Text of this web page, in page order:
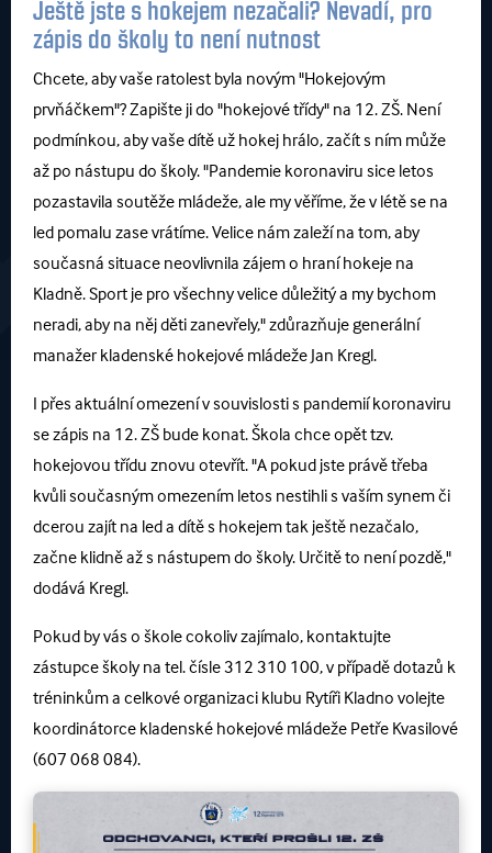
Ještě jste s hokejem nezačali? Nevadí, pro
zápis do školy to není nutnost
Chcete, aby vaše ratolest byla novým "Hokejovým
prvňáčkem"? Zapište ji do "hokejové třídy" na 12. ZŠ. Není
podmínkou, aby vaše dítě už hokej hrálo, začít s ním může
až po nástupu do školy. "Pandemie koronaviru sice letos
pozastavila soutěže mládeže, ale my věříme, že v létě se na
led pomalu zase vrátíme. Velice nám zaleží na tom, aby
současná situace neovlivnila zájem o hraní hokeje na
Kladně. Sport je pro všechny velice důležitý a my bychom
neradi, aby na něj děti zanevřely," zdůrazňuje generální
manažer kladenské hokejové mládeže Jan Kregl.
I přes aktuální omezení v souvislosti s pandemií koronaviru
se zápis na 12. ZŠ bude konat. Škola chce opět tzv.
hokejovou třídu znovu otevřít. "A pokud jste právě třeba
kvůli současným omezením letos nestihli s vaším synem či
dcerou zajít na led a dítě s hokejem tak ještě nezačalo,
začne klidně až s nástupem do školy. Určitě to není pozdě,"
dodává Kregl.
Pokud by vás o škole cokoliv zajímalo, kontaktujte
zástupce školy na tel. čísle 312 310 100, v případě dotazů k
tréninkům a celkové organizaci klubu Rytíři Kladno volejte
koordinátorce kladenské hokejové mládeže Petře Kvasilové
(607 068 084).